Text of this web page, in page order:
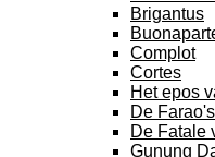
Brigantus
Complot
Cortes
Het epos
De
De Fatale
Gunung